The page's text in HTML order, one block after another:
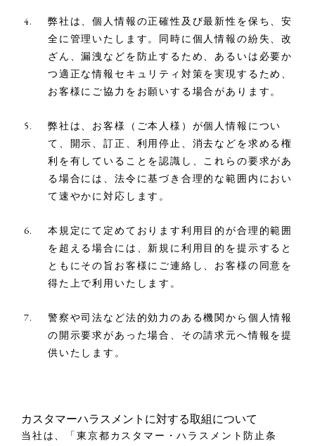
弊社は、個人情報の正確性及び最新性を保ち、安
全に管理いたします。同時に個人情報の紛失、改
ざん、漏洩などを防止するため、あるいは必要か
つ適正な情報セキュリティ対策を実現するため、
お客様にご協力をお願いする場合があります。
弊社は、お客様（ご本人様）が個人情報につい
て、開示、訂正、利用停止、消去などを求める権
利を有していることを認識し、これらの要求があ
る場合には、法令に基づき合理的な範囲内におい
て速やかに対応します。
本規定にて定めております利用目的が合理的範囲
を超える場合には、新規に利用目的を提示すると
ともにその旨お客様にご連絡し、お客様の同意を
得た上で利用いたします。
警察や司法など法的効力のある機関から個人情報
の開示要求があった場合、その請求元へ情報を提
供いたします。
カスタマーハラスメントに対する取組について
当社は、「東京都カスタマー・ハラスメント防止条